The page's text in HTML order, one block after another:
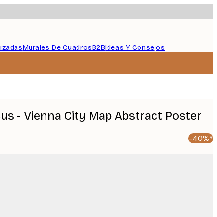
Murales De CuadrosB2BIdeas Y Consejos
- Vienna City Map Abstract Poster
-40%*